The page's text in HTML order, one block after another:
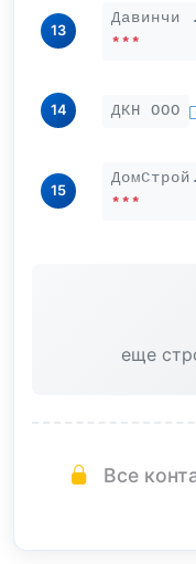
13
Давинчи
***
14 ДКН ООО
15
***
еще
Все